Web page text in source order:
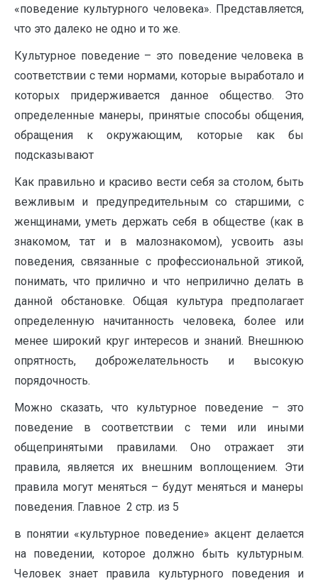
«поведение культурного человека». Представляется,
что это далеко не одно и то же.
Культурное поведение – это поведение человека в
соответствии с теми нормами, которые выработало и
которых придерживается данное общество. Это
определенные манеры, принятые способы общения,
обращения к окружающим, которые как бы
подсказывают
Как правильно и красиво вести себя за столом, быть
вежливым и предупредительным со старшими, с
женщинами, уметь держать себя в обществе (как в
знакомом, тат и в малознакомом), усвоить азы
поведения, связанные с профессиональной этикой,
понимать, что прилично и что неприлично делать в
данной обстановке. Общая культура предполагает
определенную начитанность человека, более или
менее широкий круг интересов и знаний. Внешнюю
опрятность, доброжелательность и высокую
порядочность.
Можно сказать, что культурное поведение – это
поведение в соответствии с теми или иными
общепринятыми правилами. Оно отражает эти
правила, является их внешним воплощением. Эти
правила могут меняться – будут меняться и манеры
поведения. Главное 2 стр. из 5
в понятии «культурное поведение» акцент делается
на поведении, которое должно быть культурным.
Человек знает правила культурного поведения и